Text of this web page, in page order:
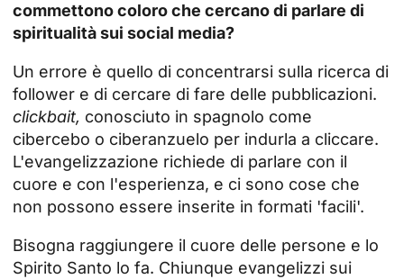
commettono coloro che cercano di parlare di
spiritualità sui social media?
Un errore è quello di concentrarsi sulla ricerca di
follower e di cercare di fare delle pubblicazioni.
clickbait, conosciuto in spagnolo come
cibercebo o ciberanzuelo per indurla a cliccare.
L'evangelizzazione richiede di parlare con il
cuore e con l'esperienza, e ci sono cose che
non possono essere inserite in formati 'facili'.
Bisogna raggiungere il cuore delle persone e lo
Spirito Santo lo fa. Chiunque evangelizzi sui